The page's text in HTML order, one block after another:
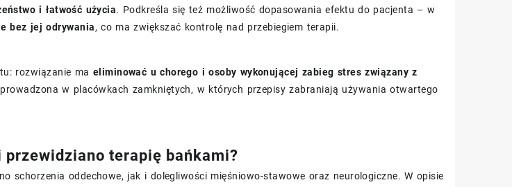
i łatwość użycia. Podkreśla się też możliwość dopasowania efektu do pacjenta – w
bez jej odrywania, co ma zwiększać kontrolę nad przebiegiem terapii.
rozwiązanie ma eliminować u chorego i osoby wykonującej zabieg stres związany z
w placówkach zamkniętych, w których przepisy zabraniają używania otwartego
terapię bańkami?
schorzenia oddechowe, jak i dolegliwości mięśniowo-stawowe oraz neurologiczne. W opisie